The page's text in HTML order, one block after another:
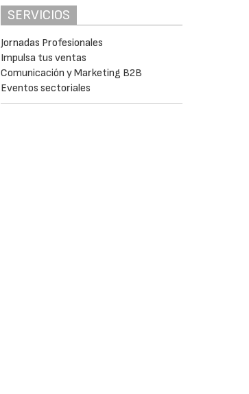
SERVICIOS
Jornadas Profesionales
Impulsa tus ventas
Comunicación y Marketing B2B
Eventos sectoriales